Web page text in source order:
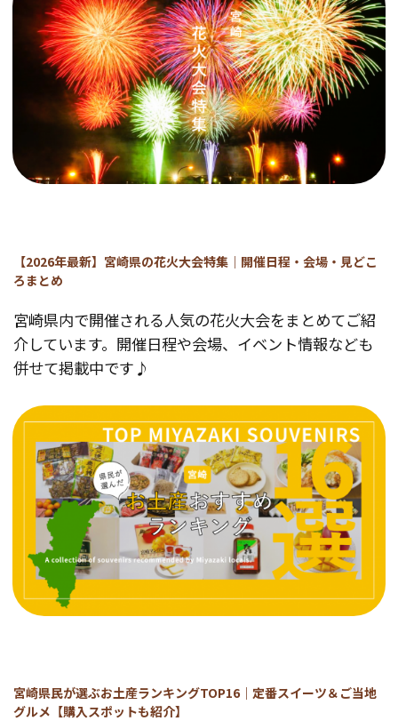
【2026年最新】宮崎県の花火大会特集｜開催日程・会場・見どこ
ろまとめ
宮崎県内で開催される人気の花火大会をまとめてご紹
介しています。開催日程や会場、イベント情報なども
併せて掲載中です♪
宮崎県民が選ぶお土産ランキングTOP16｜定番スイーツ＆ご当地
グルメ【購入スポットも紹介】